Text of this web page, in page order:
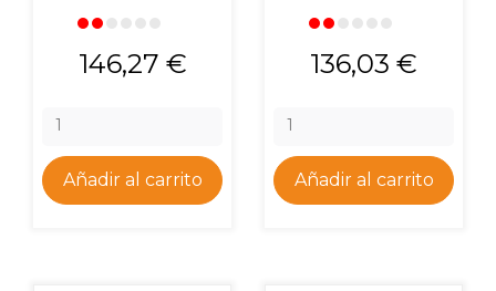
Precio
146,27 €
Añadir al carrito
Precio
136,03 €
Añadir al carrito